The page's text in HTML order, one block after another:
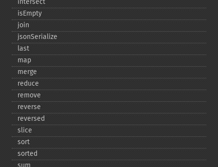
intersect
isEmpty
join
jsonSerialize
last
map
merge
reduce
remove
reverse
reversed
slice
sort
sorted
sum